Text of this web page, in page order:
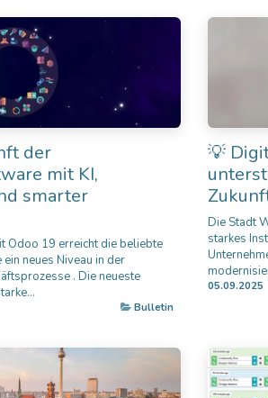
der
mit KI,
smarter
Odoo 19 erreicht die beliebte
ein neues Niveau in der
. Die neueste
Bulletin
💡
Die Stadt
starkes
05.09.2025